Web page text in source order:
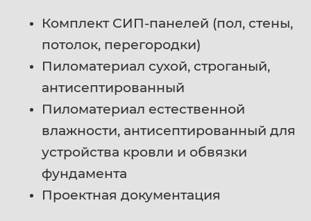
Комплект СИП-панелей (пол, стены,
потолок, перегородки)
Пиломатериал сухой, строганый,
антисептированный
Пиломатериал естественной
влажности, антисептированный для
устройства кровли и обвязки
фундамента
Проектная документация